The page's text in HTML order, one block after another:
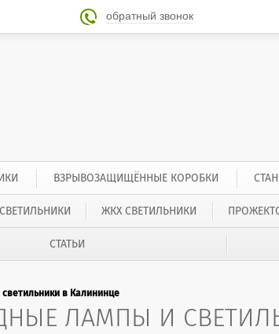
 обратный звонок
ВЗРЫВОЗАЩИЩЁННЫЕ КОРОБКИ
ЖКХ СВЕТИЛЬНИКИ
СТАТЬИ
в Калининце
ЛАМПЫ И